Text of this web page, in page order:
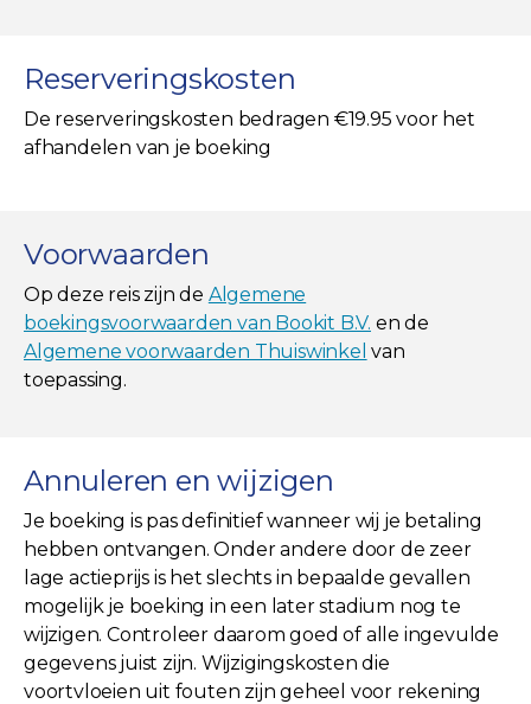
Reserveringskosten
De reserveringskosten bedragen €19.95 voor het
afhandelen van je boeking
Voorwaarden
Op deze reis zijn de Algemene
boekingsvoorwaarden van Bookit B.V. en de
Algemene voorwaarden Thuiswinkel van
toepassing.
Annuleren en wijzigen
Je boeking is pas definitief wanneer wij je betaling
hebben ontvangen. Onder andere door de zeer
lage actieprijs is het slechts in bepaalde gevallen
mogelijk je boeking in een later stadium nog te
wijzigen. Controleer daarom goed of alle ingevulde
gegevens juist zijn. Wijzigingskosten die
voortvloeien uit fouten zijn geheel voor rekening